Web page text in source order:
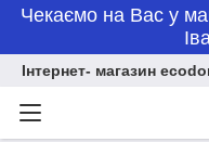
Чекаємо на Вас у
Інтернет- магазин